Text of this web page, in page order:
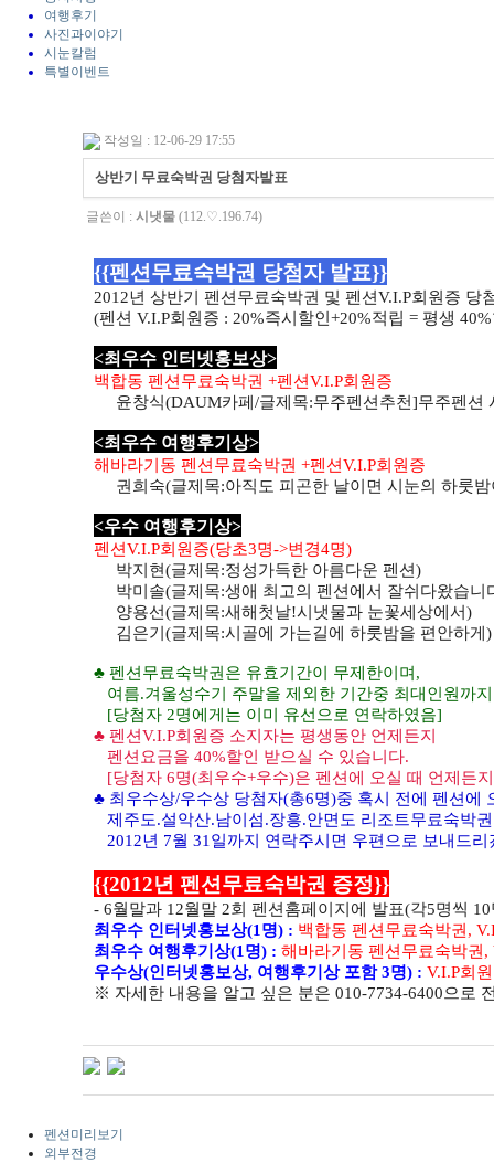
여행후기
사진과이야기
시눈칼럼
특별이벤트
작성일 : 12-06-29 17:55
상반기 무료숙박권 당첨자발표
글쓴이 : 시냇물 (112.♡.196.74)
{{펜션무료숙박권 당첨자 발표}}
2012년 상반기 펜션무료숙박권 및 펜션V.I.P회원증 당
(펜션 V.I.P회원증 : 20%즉시할인+20%적립 = 평생
<최우수 인터넷홍보상>
백합동 펜션무료숙박권 +펜션V.I.P회원증
윤창식(DAUM카페/글제목:무주펜션추천]무주펜션
<최우수 여행후기상>
해바라기동 펜션무료숙박권 +펜션V.I.P회원증
권희숙(글제목:아직도 피곤한 날이면 시눈의 하룻밤
<우수 여행후기상>
펜션V.I.P회원증(당초3명->변경4명)
박지현(글제목:정성가득한 아름다운 펜션)
박미솔(글제목:생애 최고의 펜션에서 잘쉬다왔습니
양용선(글제목:새해첫날!시냇물과 눈꽃세상에서)
김은기(글제목:시골에 가는길에 하룻밤을 편안하게)
♣ 펜션무료숙박권은 유효기간이 무제한이며,
여름.겨울성수기 주말을 제외한 기간중 최대인원까
[당첨자 2명에게는 이미 유선으로 연락하였음]
♣ 펜션V.I.P회원증 소지자는 평생동안 언제든지
펜션요금을 40%할인 받으실 수 있습니다.
[당첨자 6명(최우수+우수)은 펜션에 오실 때 언제든
♣ 최우수상/우수상 당첨자(총6명)중 혹시 전에 펜션에
제주도.설악산.남이섬.장흥.안면도 리조트무료숙박
2012년 7월 31일까지 연락주시면 우편으로 보내드리
{{2012년 펜션무료숙박권 증정}}
- 6월말과 12월말 2회 펜션홈페이지에 발표(각5명씩
최우수 인터넷홍보상(1명) : 백합동 펜션무료숙박권,
최우수 여행후기상(1명) : 해바라기동 펜션무료숙박권,
우수상(인터넷홍보상, 여행후기상 포함 3명) : V.I.P회
※ 자세한 내용을 알고 싶은 분은 010-7734-6400으로
펜션미리보기
외부전경